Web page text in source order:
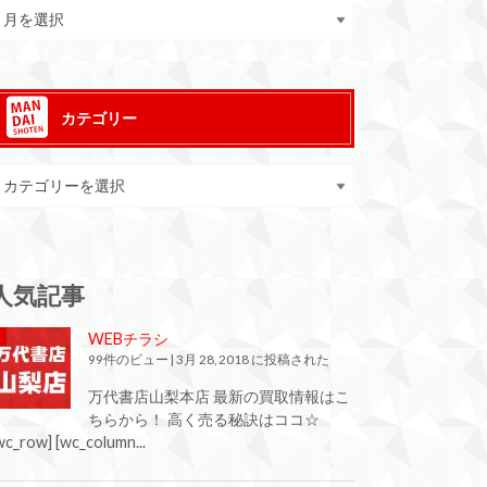
カテゴリー
気記事
WEBチラシ
99件のビュー 3月 28, 2018 に投稿された
万代書店山梨本店 最新の買取情報はこ
ちらから！ 高く売る秘訣はココ☆
[wc_column...